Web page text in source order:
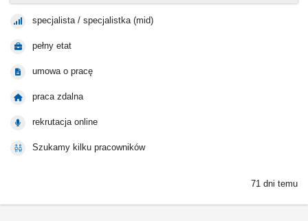
specjalista / specjalistka (mid)
pełny etat
umowa o pracę
praca zdalna
rekrutacja online
Szukamy kilku pracowników
71 dni temu